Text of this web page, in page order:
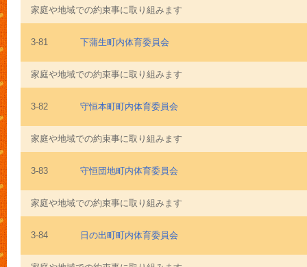
家庭や地域での約束事に取り組みます
3-81 下蒲生町内体育委員会
家庭や地域での約束事に取り組みます
3-82 守恒本町町内体育委員会
家庭や地域での約束事に取り組みます
3-83 守恒団地町内体育委員会
家庭や地域での約束事に取り組みます
3-84 日の出町町内体育委員会